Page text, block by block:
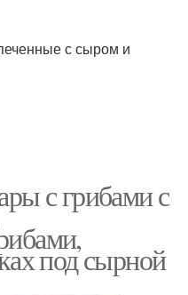
с сыром и
с грибами с
под сырной